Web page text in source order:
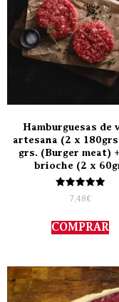
Hamburguesas de
artesana (2 x
grs. (Burger meat)
brioche (2 x
Valorado
con
de 5
7,48€
COMPRAR